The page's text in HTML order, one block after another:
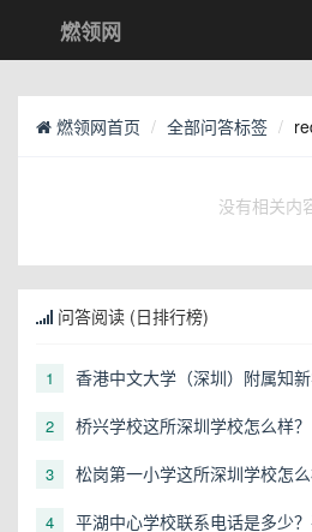
燃领网
燃领网首页 全部问答标签
没有相关内
问答阅读 (日排行榜)
1
香港中文大学（深圳）附属知
2 桥兴学校这所深圳学校怎么样？
3 松岗第一小学这所深圳学校怎么
4
平湖中心学校联系电话是多少